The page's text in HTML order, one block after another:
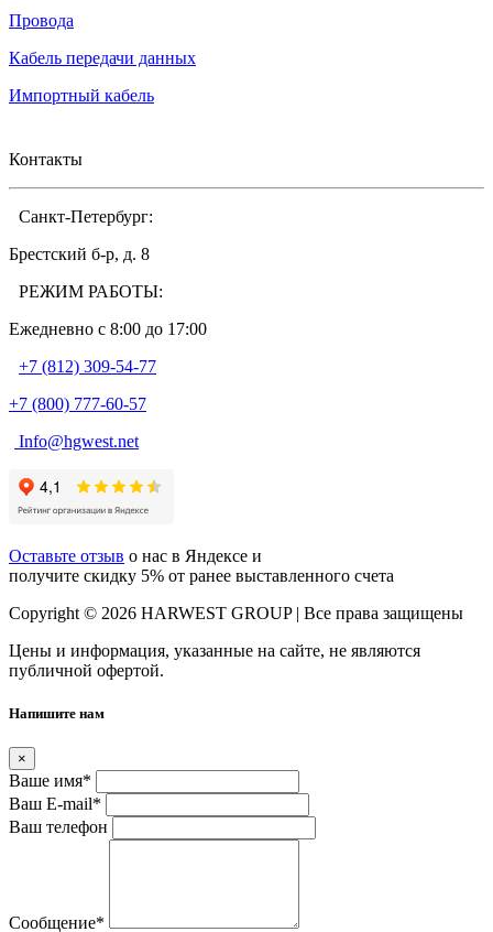
Провода
Кабель передачи данных
Импортный кабель
Контакты
Санкт-Петербург:
Брестский б-р, д. 8
РЕЖИМ РАБОТЫ:
Ежедневно c 8:00 до 17:00
+7 (812) 309-54-77
+7 (800) 777-60-57
Info@hgwest.net
Оставьте отзыв о нас в Яндексе и
получите скидку 5% от ранее выставленного счета
Copyright © 2026 HARWEST GROUP | Все права защищены
Цены и информация, указанные на сайте, не являются
публичной офертой.
Напишите нам
×
Ваше имя*
Ваш E-mail*
Ваш телефон
Сообщение*